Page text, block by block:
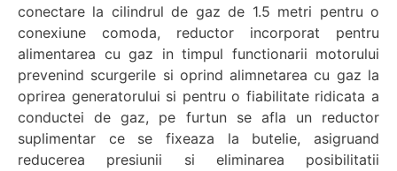
conectare la cilindrul de gaz de 1.5 metri pentru o
conexiune comoda, reductor incorporat pentru
alimentarea cu gaz in timpul functionarii motorului
prevenind scurgerile si oprind alimnetarea cu gaz la
oprirea generatorului si pentru o fiabilitate ridicata a
conductei de gaz, pe furtun se afla un reductor
suplimentar ce se fixeaza la butelie, asigruand
reducerea presiunii si eliminarea posibilitatii